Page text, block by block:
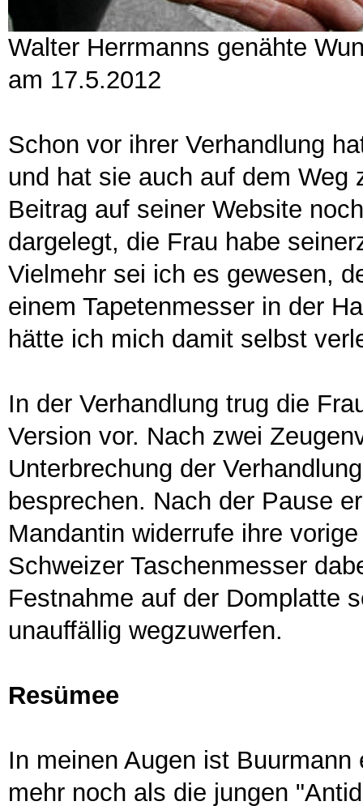
Walter Herrmanns genähte
am 17.5.2012
Schon vor ihrer Verhandlung
und hat sie auch auf dem
Beitrag auf seiner Website
dargelegt, die Frau habe
Vielmehr sei ich es gewesen,
einem Tapetenmesser in der
hätte ich mich damit selbst
In der Verhandlung trug die
Version vor. Nach zwei
Unterbrechung der
besprechen. Nach der Pause
Mandantin widerrufe ihre
Schweizer Taschenmesser
Festnahme auf der Domplatte
unauffällig wegzuwerfen.
Resümee
In meinen Augen ist
mehr noch als die jungen